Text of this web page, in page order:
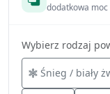
dodatkowa moc
Wybierz rodzaj
Śnieg / biały